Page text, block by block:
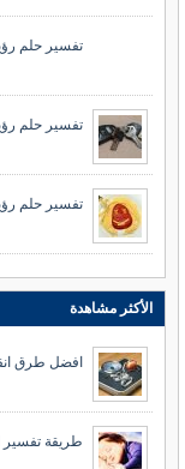
تفسير حلم
تفسير حلم
تفسير حلم
الأكثر مشاهدة
افضل طرق
طريقة تفسير